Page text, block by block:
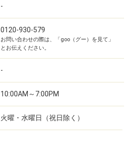
-
0120-930-579
お問い合わせの際は、「goo（グー）を見て」
とお伝えください。
-
10:00AM～7:00PM
火曜・水曜日（祝日除く）